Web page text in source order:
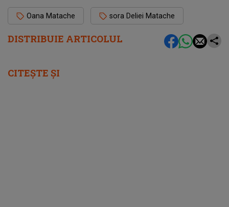
DISTRIBUIE ARTICOLUL
Oana Matache sora Deliei Matache
CITEȘTE ȘI